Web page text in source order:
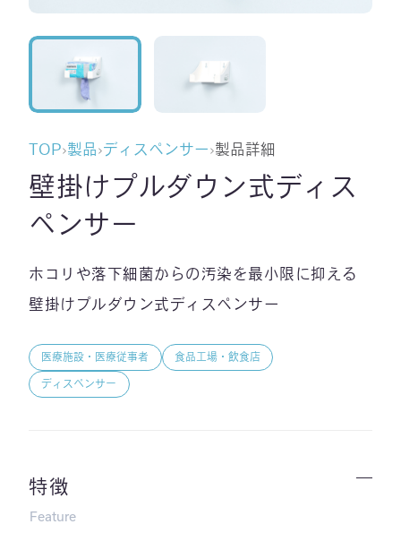
TOP›製品›ディスペンサー›製品詳細
壁掛けプルダウン式ディス
ペンサー
ホコリや落下細菌からの汚染を最小限に抑える
壁掛けプルダウン式ディスペンサー
医療施設・医療従事者 食品工場・飲食店
ディスペンサー
特徴
Feature